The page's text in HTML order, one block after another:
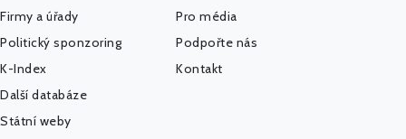
Firmy a úřady
Politický sponzoring
K-Index
Další databáze
Státní weby
Pro média
Podpořte nás
Kontakt